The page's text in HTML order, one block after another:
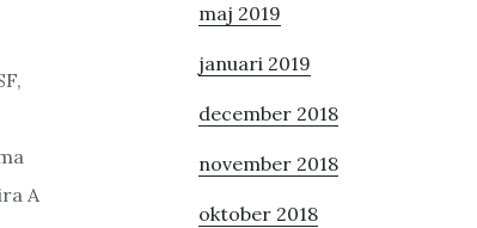
A
maj 2019
januari 2019
december 2018
november 2018
oktober 2018